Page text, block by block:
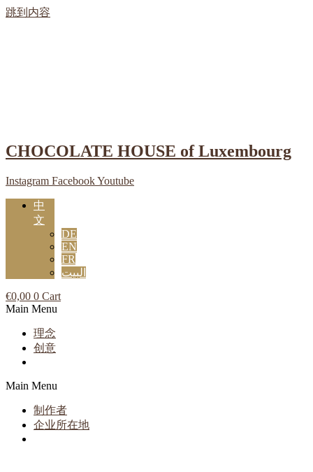
跳到内容
CHOCOLATE HOUSE of Luxembourg
Instagram FacebookYoutube
中
文
DE
EN
FR
البيت
€0,00 0 Cart
Main Menu
理念
创意
Main Menu
制作者
企业所在地